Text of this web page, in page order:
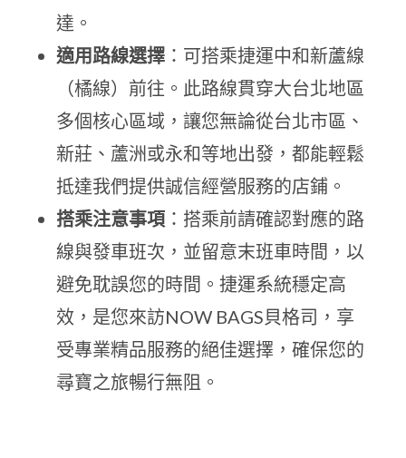
達。
適用路線選擇 ：可搭乘捷運中和新蘆線
（橘線）前往。此路線貫穿大台北地區
多個核心區域，讓您無論從台北市區、
新莊、蘆洲或永和等地出發，都能輕鬆
抵達我們提供誠信經營服務的店鋪。
搭乘注意事項 ：搭乘前請確認對應的路
線與發車班次，並留意末班車時間，以
避免耽誤您的時間。捷運系統穩定高
效，是您來訪NOW BAGS貝格司，享
受專業精品服務的絕佳選擇，確保您的
尋寶之旅暢行無阻。